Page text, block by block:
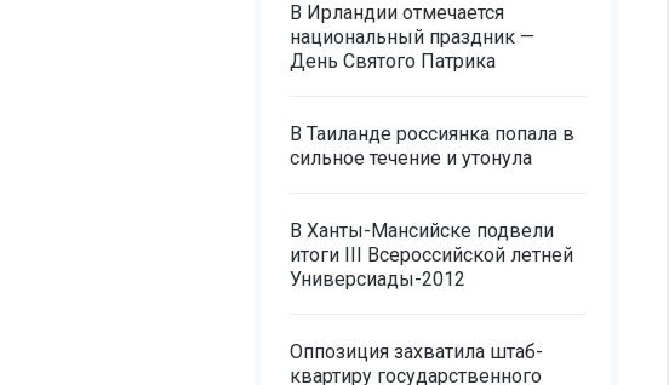
В Ирландии отмечается
национальный праздник —
День Святого Патрика
В Таиланде россиянка попала в
сильное течение и утонула
В Ханты-Мансийске подвели
итоги III Всероссийской летней
Универсиады-2012
Оппозиция захватила штаб-
квартиру государственного